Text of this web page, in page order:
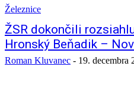
Železnice
ŽSR dokončili
Hronský Beňadik –
Roman Kluvanec - 19. decembra